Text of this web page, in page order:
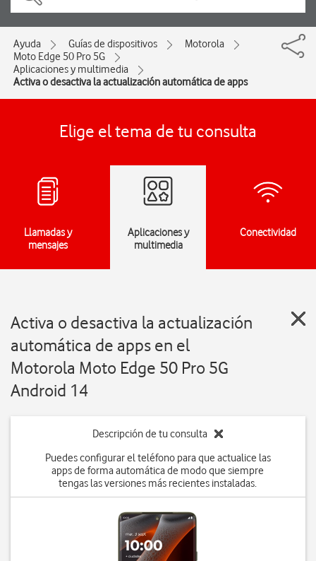
Ayuda Guías de dispositivos
Motorola
Moto Edge 50 Pro 5G
Aplicaciones y multimedia
Activa o desactiva la actualización automática de apps
Elige el tema de tu consulta
Llamadas y
mensajes
Aplicaciones y
multimedia
Conectividad
Activa o desactiva la actualización
automática de apps en el
Motorola Moto Edge 50 Pro 5G
Android 14
Descripción de tu consulta
Puedes configurar el teléfono para que actualice las
apps de forma automática de modo que siempre
tengas las versiones más recientes instaladas.